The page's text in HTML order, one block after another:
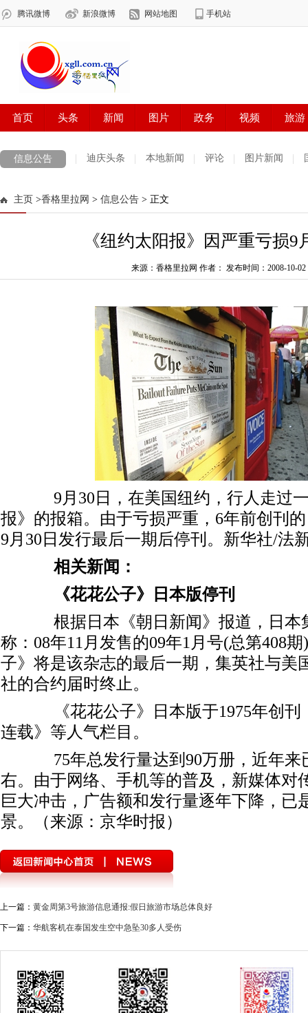
信息公告 迪庆头条 本地新闻 评论 图片新闻
主页 >香格里拉网 > 信息公告 > 正文
《纽约太阳报》因严重亏损9
来源：香格里拉网 作者： 发布时间：2008-10-02
9月30日，在美国纽约，行人走过
报》的报箱。由于亏损严重，6年前创刊
9月30日发行最后一期后停刊。新华社/法
相关新闻：
《花花公子》日本版停刊
根据日本《朝日新闻》报道，日本
称：08年11月发售的09年1月号(总第408
子》将是该杂志的最后一期，集英社与美
社的合约届时终止。
《花花公子》日本版于1975年创刊
连载》等人气栏目。
75年总发行量达到90万册，近年来
右。由于网络、手机等的普及，新媒体对
巨大冲击，广告额和发行量逐年下降，已
景。（来源：京华时报）
上一篇： 黄金周第3号旅游信息通报:假日旅游市场总体良好
下一篇： 华航客机在泰国发生空中急坠30多人受伤